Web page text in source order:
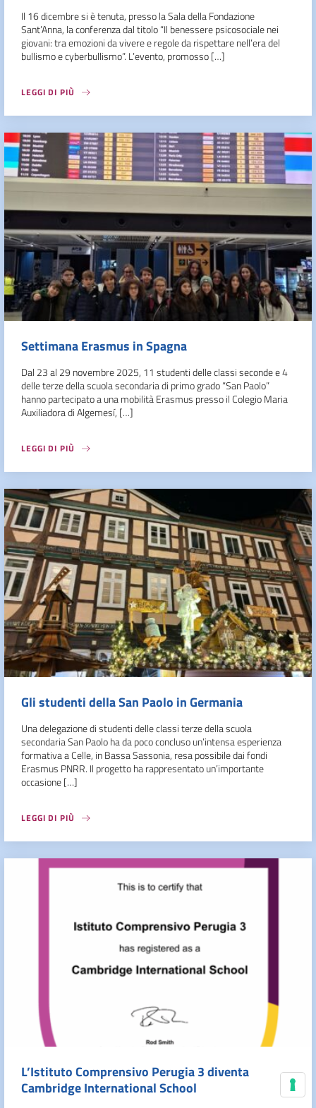
Il 16 dicembre si è tenuta, presso la Sala della Fondazione
Sant’Anna, la conferenza dal titolo “Il benessere psicosociale nei
giovani: tra emozioni da vivere e regole da rispettare nell’era del
bullismo e cyberbullismo”. L’evento, promosso […]
LEGGI DI PIÙ
Settimana Erasmus in Spagna
Dal 23 al 29 novembre 2025, 11 studenti delle classi seconde e 4
delle terze della scuola secondaria di primo grado “San Paolo”
hanno partecipato a una mobilità Erasmus presso il Colegio Maria
Auxiliadora di Algemesí, […]
LEGGI DI PIÙ
Gli studenti della San Paolo in Germania
Una delegazione di studenti delle classi terze della scuola
secondaria San Paolo ha da poco concluso un’intensa esperienza
formativa a Celle, in Bassa Sassonia, resa possibile dai fondi
Erasmus PNRR. Il progetto ha rappresentato un’importante
occasione […]
LEGGI DI PIÙ
L’Istituto Comprensivo Perugia 3 diventa
Cambridge International School
Le